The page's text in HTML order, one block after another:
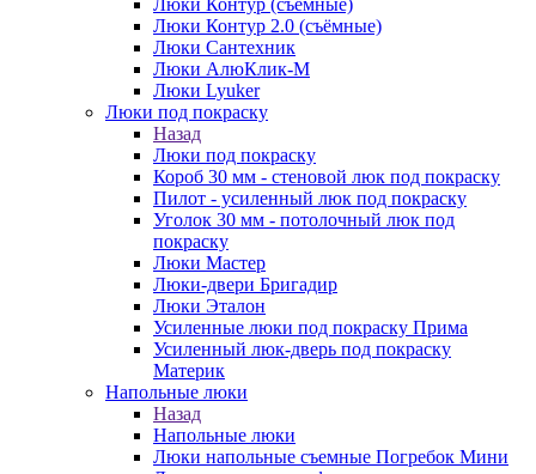
Люки Контур (съёмные)
Люки Контур 2.0 (съёмные)
Люки Сантехник
Люки АлюКлик-М
Люки Lyuker
Люки под покраску
Назад
Люки под покраску
Короб 30 мм - стеновой люк под покраску
Пилот - усиленный люк под покраску
Уголок 30 мм - потолочный люк под
покраску
Люки Мастер
Люки-двери Бригадир
Люки Эталон
Усиленные люки под покраску Прима
Усиленный люк-дверь под покраску
Материк
Напольные люки
Назад
Напольные люки
Люки напольные съемные Погребок Мини